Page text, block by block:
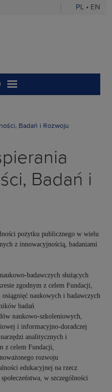
PL • EN
Akademicki
Badań i Rozwoju
Badań i
pożytku publicznego w wielu
z innowacyjnością, badaniami
badawczych służących
zgodnym z celem Fundacji,
naukowych i badawczych
badań
naukowo-szkoleniowych,
i informacyjno-doradczej
analitycznych i
z celem Fundacji,
rozwoju
edukacyjnej na rzecz
w szczególności